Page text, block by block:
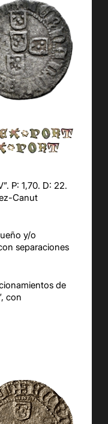
P: 1,70. D: 22.
Canut
y/o
separaciones
de
con